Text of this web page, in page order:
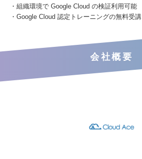
・組織環境で Google Cloud の検証利用可能
・Google Cloud 認定トレーニングの無料受講
会社概要